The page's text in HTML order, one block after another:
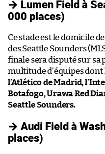
→ Lumen Field à
000 places)
Ce stade est le domicile
des Seattle Sounders
finale sera disputé sur sa
multitude d’équipes dont
l’Atlético de Madrid,
Botafogo, Urawa Red
Seattle Sounders.
→ Audi Field à
places)